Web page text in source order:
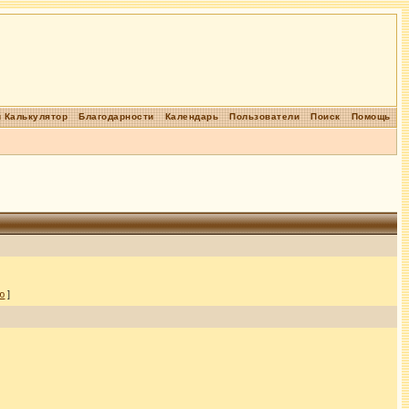
Помощь
Поиск
Пользователи
Календарь
Благодарности
]